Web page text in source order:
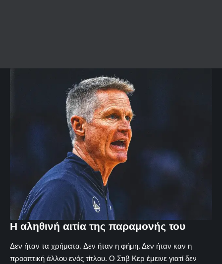
Η αληθινή αιτία της παραμονής του
Δεν ήταν τα χρήματα. Δεν ήταν η φήμη. Δεν ήταν καν η
προοπτική άλλου ενός τίτλου. Ο Στιβ Κερ έμεινε γιατί δεν